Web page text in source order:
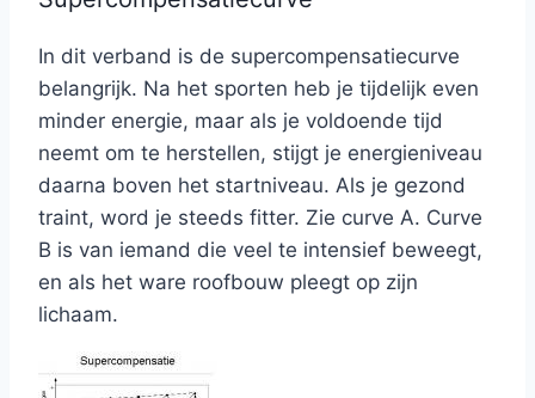
In dit verband is de supercompensatiecurve
belangrijk. Na het sporten heb je tijdelijk even
minder energie, maar als je voldoende tijd
neemt om te herstellen, stijgt je energieniveau
daarna boven het startniveau. Als je gezond
traint, word je steeds fitter. Zie curve A. Curve
B is van iemand die veel te intensief beweegt,
en als het ware roofbouw pleegt op zijn
lichaam.